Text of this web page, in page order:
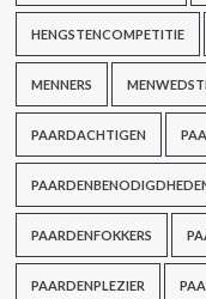
HENGSTENCOMPETITIE
MENNERS
PAARDACHTIGEN
PAARDENFOKKERS
PAARDENPLEZIER